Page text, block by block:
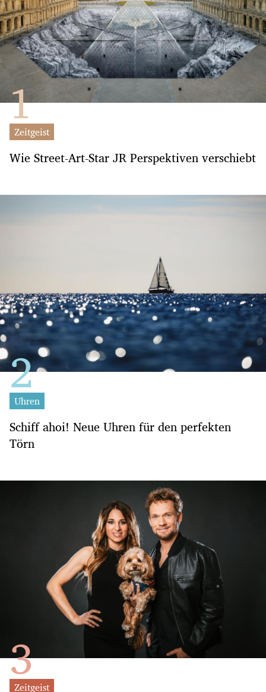
Zeitgeist
Wie Street-Art-Star JR Perspektiven verschiebt
Uhren
Schiff ahoi! Neue Uhren für den perfekten
Törn
Zeitgeist